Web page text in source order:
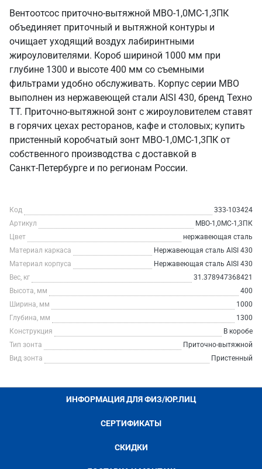
Вентоотсос приточно-вытяжной МВО-1,0МС-1,3ПК
объединяет приточный и вытяжной контуры и
очищает уходящий воздух лабиринтными
жироуловителями. Короб шириной 1000 мм при
глубине 1300 и высоте 400 мм со съемными
фильтрами удобно обслуживать. Корпус серии МВО
выполнен из нержавеющей стали AISI 430, бренд Техно
ТТ. Приточно-вытяжной зонт с жироуловителем ставят
в горячих цехах ресторанов, кафе и столовых; купить
пристенный коробчатый зонт МВО-1,0МС-1,3ПК от
собственного производства с доставкой в
Санкт‑Петербурге и по регионам России.
Код
333-103424
Артикул
МВО-1,0МС-1,3ПК
Цвет
нержавеющая сталь
Материал каркаса
Нержавеющая сталь AISI 430
Материал корпуса
Нержавеющая сталь AISI 430
Вес, кг
31.378947368421
Высота, мм
400
Ширина, мм
1000
Глубина, мм
1300
Конструкция
В коробе
Тип зонта
Приточно-вытяжной
Вид зонта
Пристенный
ИНФОРМАЦИЯ ДЛЯ ФИЗ/ЮР.ЛИЦ
СЕРТИФИКАТЫ
СКИДКИ